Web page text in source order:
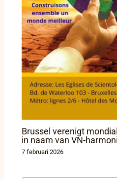
Brussel verenigt
in naam van VN-
7 februari 2026